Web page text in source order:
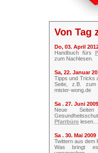
Von Tag
Do, 03. April
Handbuch fürs
zum Nachlesen.
Sa, 22. Januar
Tipps und Tricks
Seite, z.B. zum
mister-wong.de
Sa . 27. Juni 2009
Neue
Pfarrbüro lesen....
Sa . 30. Mai 2009
Twittern aus dem
Was bringt